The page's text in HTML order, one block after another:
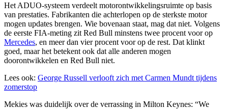
Het ADUO-systeem verdeelt motorontwikkelingsruimte op basis
van prestaties. Fabrikanten die achterlopen op de sterkste motor
mogen updates brengen. Wie bovenaan staat, mag dat niet. Volgens
de eerste FIA-meting zit Red Bull minstens twee procent voor op
Mercedes, en meer dan vier procent voor op de rest. Dat klinkt
goed, maar het betekent ook dat alle anderen mogen
doorontwikkelen en Red Bull niet.
Lees ook: George Russell verlooft zich met Carmen Mundt tijdens
zomerstop
Mekies was duidelijk over de verrassing in Milton Keynes: “We